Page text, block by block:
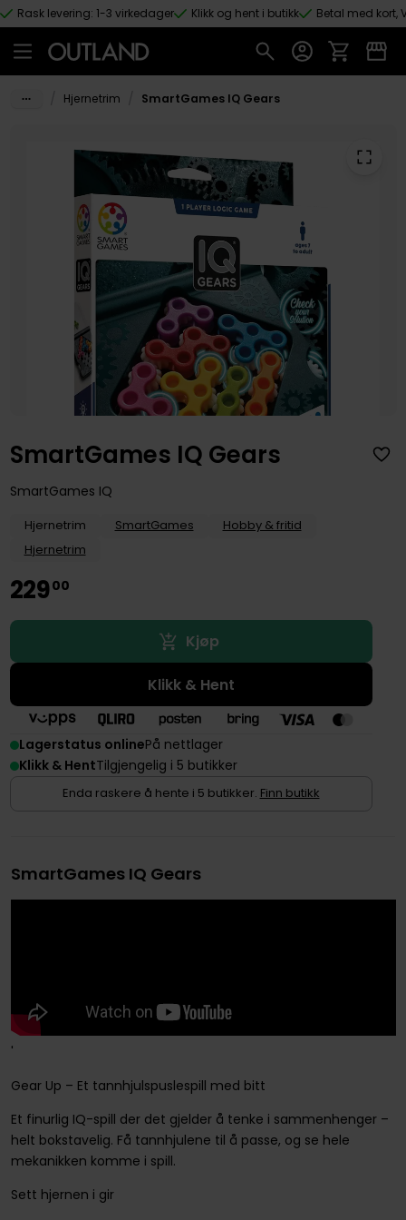
Hopp til hovedinnhold
Rask levering: 1-3 virkedager Klikk og hent i butikk Betal med kort,
Hjernetrim SmartGames IQ Gears
SmartGames IQ Gears
SmartGames IQ
Hjernetrim SmartGames
Hobby & fritid
Hjernetrim
22900
Kjøp
Klikk & Hent
Lagerstatus onlinePå nettlager
Klikk & HentTilgjengelig i 5 butikker
Enda raskere å hente i 5 butikker. Finn butikk
SmartGames IQ Gears
'
Gear Up – Et tannhjulspuslespill med bitt
Et finurlig IQ-spill der det gjelder å tenke i sammenhenger –
helt bokstavelig. Få tannhjulene til å passe, og se hele
mekanikken komme i spill.
Sett hjernen i gir